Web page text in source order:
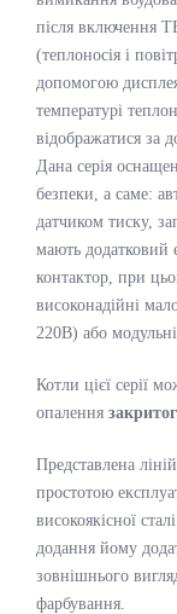
після включення
(теплоносія і
допомогою
температурі
відображатися за
Дана серія
безпеки, а саме:
датчиком тиску,
мають додатковий
контактор, при
високонадійні
220В) або
Котли цієї серії
опалення
Представлена
простотою
високоякісної
додання йому
зовнішнього
фарбування.